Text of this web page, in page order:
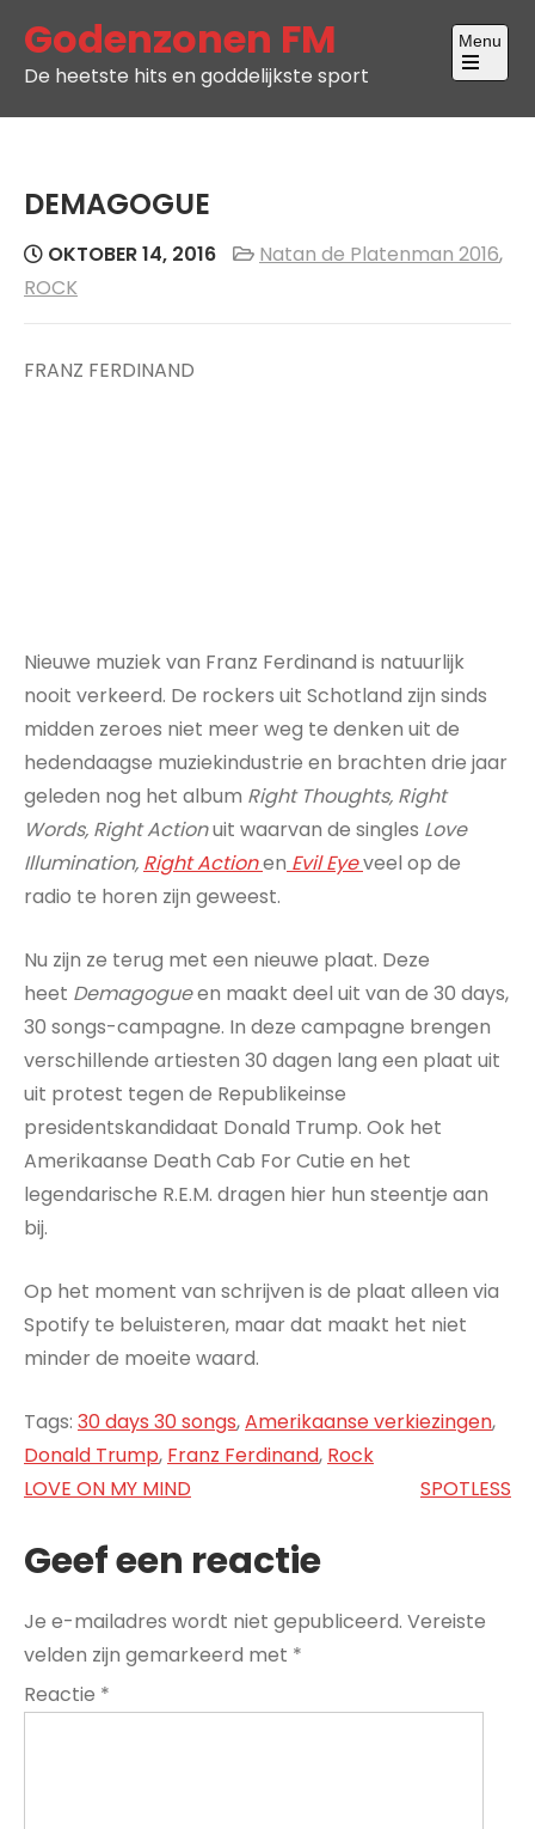
content
Godenzonen FM
De heetste hits en goddelijkste sport
Menu
Open
main
DEMAGOGUE
OKTOBER 14, 2016 Natan de Platenman 2016,
ROCK
FRANZ FERDINAND
Nieuwe muziek van Franz Ferdinand is natuurlijk
nooit verkeerd. De rockers uit Schotland zijn sinds
midden zeroes niet meer weg te denken uit de
hedendaagse muziekindustrie en brachten drie jaar
geleden nog het album Right Thoughts, Right
Words, Right Actionuit waarvan de singles Love
Illumination, Right Actionen Evil Eyeveel op de
radio te horen zijn geweest.
Nu zijn ze terug met een nieuwe plaat. Deze
heet Demagogueen maakt deel uit van de 30 days,
30 songs-campagne. In deze campagne brengen
verschillende artiesten 30 dagen lang een plaat uit
uit protest tegen de Republikeinse
presidentskandidaat Donald Trump. Ook het
Amerikaanse Death Cab For Cutie en het
legendarische R.E.M. dragen hier hun steentje aan
bij.
Op het moment van schrijven is de plaat alleen via
Spotify te beluisteren, maar dat maakt het niet
minder de moeite waard.
Tags: 30 days 30 songs,Amerikaanse verkiezingen,
Donald Trump, Franz Ferdinand, Rock
Bericht
LOVE ON MY MIND SPOTLESS
Geef een reactie
Je e-mailadres wordt niet gepubliceerd. Vereiste
velden zijn gemarkeerd met *
Reactie *